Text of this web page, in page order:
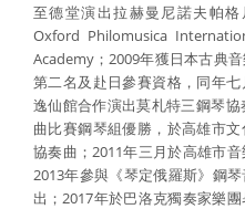
至德堂演出拉赫曼尼諾夫帕
Oxford Philomusica
Academy；2009年獲日本古典
第二名及赴日參賽資格，同年
逸仙館合作演出莫札特三鋼琴
曲比賽鋼琴組優勝，於高雄市
協奏曲；2011年三月於高雄市
2013年參與《琴定俄羅斯》鋼
出；2017年於巴洛克獨奏家樂